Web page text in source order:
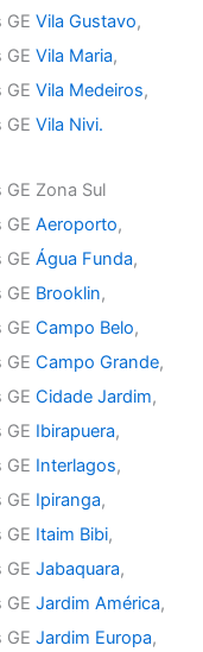
GEVila Gustavo,
GEVila Maria,
GEVila Medeiros,
GEVila Nivi.
Zona Sul
GEAeroporto,
GEÁgua Funda,
GE Brooklin,
GECampo Belo,
GECampo Grande,
GECidade Jardim,
GE Ibirapuera,
GE Interlagos,
GE Ipiranga,
GE Itaim Bibi,
GEJabaquara,
GEJardim América,
GEJardim Europa,